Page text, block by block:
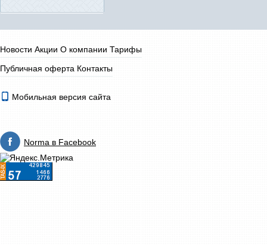
Новости Акции О компании Тарифы
Публичная оферта Контакты
Мобильная версия сайта
Norma в Facebook